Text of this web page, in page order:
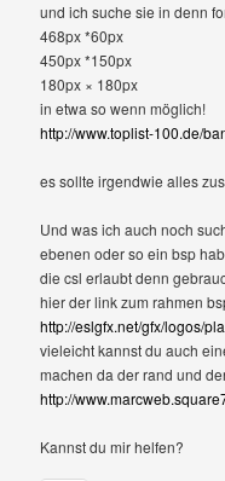
und ich suche sie in denn
468px *60px
450px *150px
180px × 180px
in etwa so wenn möglich!
http://www.toplist-100.de/
es sollte irgendwie alles
Und was ich auch noch
ebenen oder so ein bsp
die csl erlaubt denn
hier der link zum rahmen
http://eslgfx.net/gfx/logos/
vieleicht kannst du auch
machen da der rand und
http://
Kannst du mir helfen?